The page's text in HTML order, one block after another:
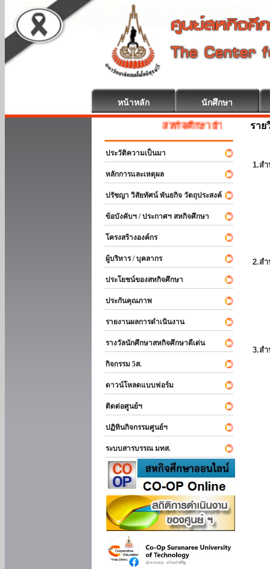
หน้าหลัก นักศึกษา
สหกิจศึกษา ยินดีต้อนรับ
ประวัติความเป็นมา
หลักการและเหตุผล
ปรัชญา วิสัยทัศน์ พันธกิจ วัตถุประสงค์
ข้อบังคับฯ / ประกาศฯ สหกิจศึกษา
โครงสร้างองค์กร
ผู้บริหาร / บุคลากร
ประโยชน์ของสหกิจศึกษา
ประกันคุณภาพ
รายงานผลการดำเนินงาน
รางวัลนักศึกษาสหกิจศึกษาดีเด่น
กิจกรรม 5ส.
ดาวน์โหลดแบบฟอร์ม
ติดต่อศูนย์ฯ
ปฏิทินกิจกรรมศูนย์ฯ
ระบบสารบรรณ มทส.
ราย
1.ส
2.ส
3.ส